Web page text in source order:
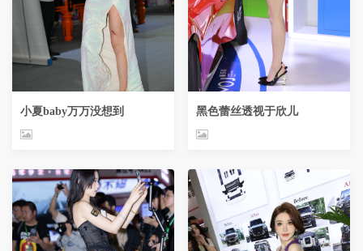
小夏baby万万没想到 黑色蕾丝透视于欣儿